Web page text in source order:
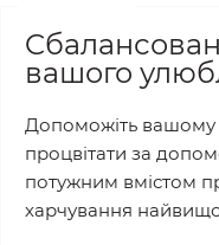
вашого
Допоможіть
процвітати за
потужним вмістом
харчування